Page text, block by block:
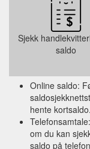
Sjekk
saldo
Online saldo:
hente kortsaldo.
om du kan
saldo på